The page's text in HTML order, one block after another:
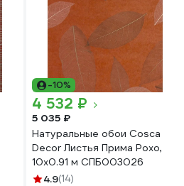
-10%
4 532 ₽
5 035 ₽
Натуральные обои Cosca
Decor Листья Прима Рохо,
10x0.91 м СПБ003026
4.9(14)